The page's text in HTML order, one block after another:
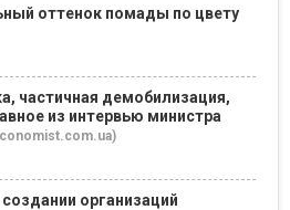
оттенок помады по цвету
частичная демобилизация,
из интервью министра
организаций